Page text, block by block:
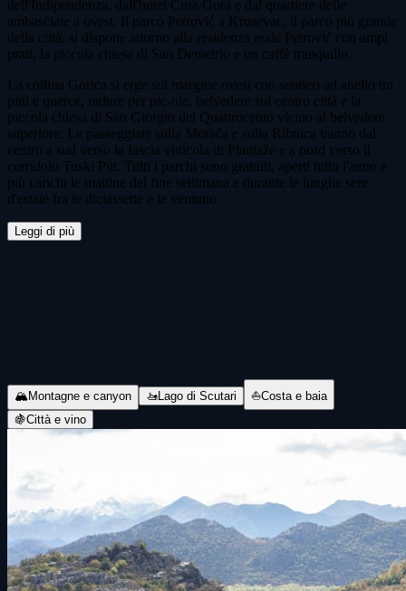
dell'Indipendenza, dall'hotel Crna Gora e dal quartiere delle
ambasciate a ovest. Il parco Petrović a Krusevac, il parco più grande
della città, si dispone attorno alla residenza reale Petrović con ampi
prati, la piccola chiesa di San Demetrio e un caffè tranquillo.
La collina Gorica si erge sul margine ovest con sentieri ad anello tra
pini e querce, radure per pic-nic, belvedere sul centro città e la
piccola chiesa di San Giorgio del Quattrocento vicino al belvedere
superiore. Le passeggiate sulla Morača e sulla Ribnica vanno dal
centro a sud verso la fascia vinicola di Plantaže e a nord verso il
corridoio Tuski Put. Tutti i parchi sono gratuiti, aperti tutto l'anno e
più carichi le mattine del fine settimana e durante le lunghe sere
d'estate fra le diciassette e le ventuno.
Leggi di più
🏔Montagne e canyon 🚤Lago di Scutari ⛵Costa e baia
🍇Città e vino